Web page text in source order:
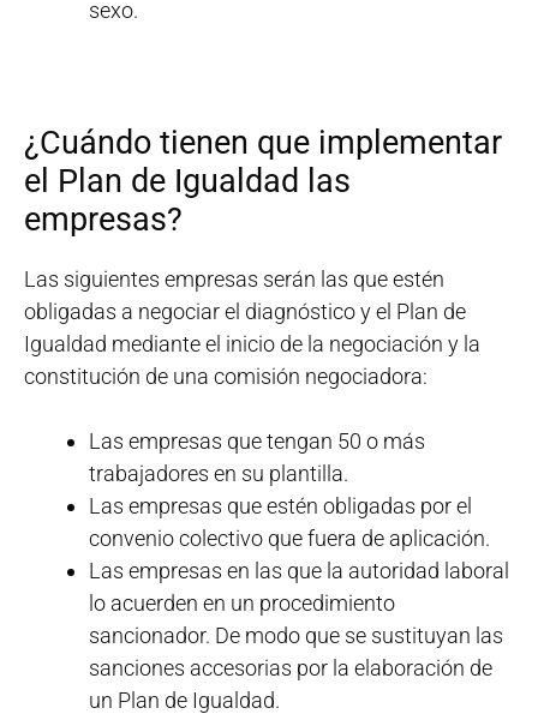
sexo.
¿Cuándo tienen que implementar
el Plan de Igualdad las
empresas?
Las siguientes empresas serán las que estén
obligadas a negociar el diagnóstico y el Plan de
Igualdad mediante el inicio de la negociación y la
constitución de una comisión negociadora:
Las empresas que tengan 50 o más
trabajadores en su plantilla.
Las empresas que estén obligadas por el
convenio colectivo que fuera de aplicación.
Las empresas en las que la autoridad laboral
lo acuerden en un procedimiento
sancionador. De modo que se sustituyan las
sanciones accesorias por la elaboración de
un Plan de Igualdad.